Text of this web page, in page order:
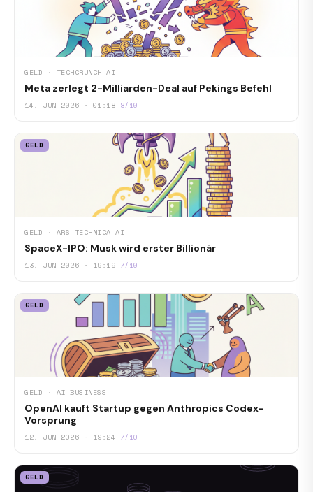
GELD · TECHCRUNCH AI
Meta zerlegt 2-Milliarden-Deal auf Pekings Befehl
14. JUN 2026 · 01:18 8/10
GELD
GELD · ARS TECHNICA AI
SpaceX-IPO: Musk wird erster Billionär
13. JUN 2026 · 19:19 7/10
GELD
GELD · AI BUSINESS
OpenAI kauft Startup gegen Anthropics Codex-
Vorsprung
12. JUN 2026 · 19:24 7/10
GELD